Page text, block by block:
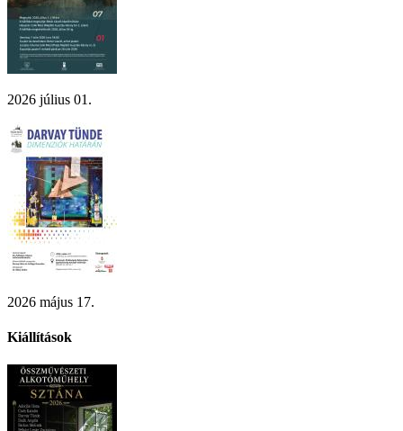
2026 július 01.
2026 május 17.
Kiállítások